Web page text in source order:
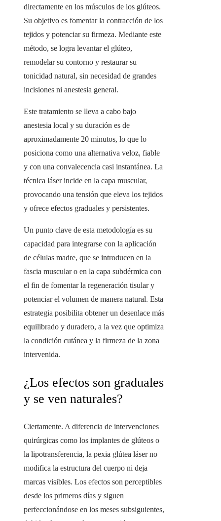
directamente en los músculos de los glúteos.
Su objetivo es fomentar la contracción de los
tejidos y potenciar su firmeza. Mediante este
método, se logra levantar el glúteo,
remodelar su contorno y restaurar su
tonicidad natural, sin necesidad de grandes
incisiones ni anestesia general.
Este tratamiento se lleva a cabo bajo
anestesia local y su duración es de
aproximadamente 20 minutos, lo que lo
posiciona como una alternativa veloz, fiable
y con una convalecencia casi instantánea. La
técnica láser incide en la capa muscular,
provocando una tensión que eleva los tejidos
y ofrece efectos graduales y persistentes.
Un punto clave de esta metodología es su
capacidad para integrarse con la aplicación
de células madre, que se introducen en la
fascia muscular o en la capa subdérmica con
el fin de fomentar la regeneración tisular y
potenciar el volumen de manera natural. Esta
estrategia posibilita obtener un desenlace más
equilibrado y duradero, a la vez que optimiza
la condición cutánea y la firmeza de la zona
intervenida.
¿Los efectos son graduales
y se ven naturales?
Ciertamente. A diferencia de intervenciones
quirúrgicas como los implantes de glúteos o
la lipotransferencia, la pexia glútea láser no
modifica la estructura del cuerpo ni deja
marcas visibles. Los efectos son perceptibles
desde los primeros días y siguen
perfeccionándose en los meses subsiguientes,